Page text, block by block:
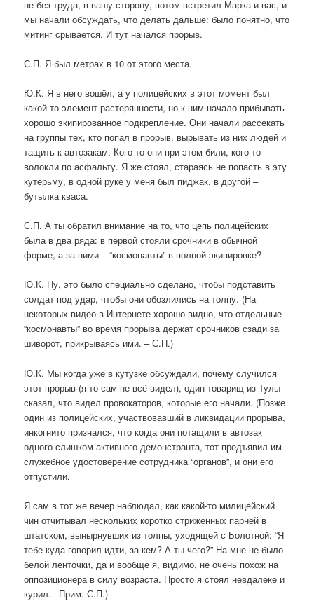
не без труда, в вашу сторону, потом встретил Марка и вас, и
мы начали обсуждать, что делать дальше: было понятно, что
митинг срывается. И тут начался прорыв.
С.П. Я был метрах в 10 от этого места.
Ю.К. Я в него вошёл, а у полицейских в этот момент был
какой-то элемент растерянности, но к ним начало прибывать
хорошо экипированное подкрепление. Они начали рассекать
на группы тех, кто попал в прорыв, вырывать из них людей и
тащить к автозакам. Кого-то они при этом били, кого-то
волокли по асфальту. Я же стоял, стараясь не попасть в эту
кутерьму, в одной руке у меня был пиджак, в другой –
бутылка кваса.
С.П. А ты обратил внимание на то, что цепь полицейских
была в два ряда: в первой стояли срочники в обычной
форме, а за ними – “космонавты” в полной экипировке?
Ю.К. Ну, это было специально сделано, чтобы подставить
солдат под удар, чтобы они обозлились на толпу. (На
некоторых видео в Интернете хорошо видно, что отдельные
“космонавты” во время прорыва держат срочников сзади за
шиворот, прикрываясь ими. – С.П.)
Ю.К. Мы когда уже в кутузке обсуждали, почему случился
этот прорыв (я-то сам не всё видел), один товарищ из Тулы
сказал, что видел провокаторов, которые его начали. (Позже
один из полицейских, участвовавший в ликвидации прорыва,
инкогнито признался, что когда они потащили в автозак
одного слишком активного демонстранта, тот предъявил им
служебное удостоверение сотрудника “органов”, и они его
отпустили.
Я сам в тот же вечер наблюдал, как какой-то милицейский
чин отчитывал нескольких коротко стриженных парней в
штатском, вынырнувших из толпы, уходящей с Болотной: “Я
тебе куда говорил идти, за кем? А ты чего?” На мне не было
белой ленточки, да и вообще я, видимо, не очень похож на
оппозиционера в силу возраста. Просто я стоял невдалеке и
курил.– Прим. С.П.)